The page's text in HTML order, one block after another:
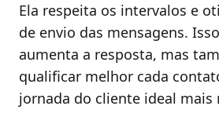
Ela respeita os intervalos e
de envio das mensagens.
aumenta a resposta, mas
qualificar melhor cada
jornada do cliente ideal mais